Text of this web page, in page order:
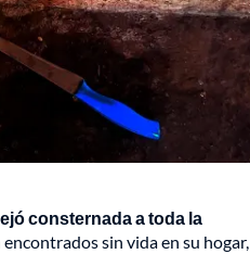
consternada a toda la
sin vida en su